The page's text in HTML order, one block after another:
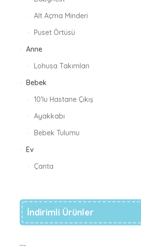
Alt Açma Minderi
Puset Örtüsü
Anne
Lohusa Takımları
Bebek
10'lu Hastane Çıkış
Ayakkabı
Bebek Tulumu
Ev
Çanta
İndirimli Ürünler